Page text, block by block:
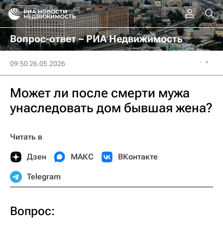
Вопрос-ответ – РИА Недвижимость
09:50 26.05.2026
Может ли после смерти мужа
унаследовать дом бывшая жена?
Читать в
Дзен МАКС ВКонтакте
Telegram
Вопрос: